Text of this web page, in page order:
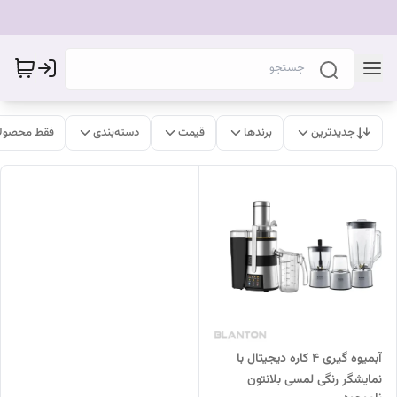
جدیدترین برندها قیمت دسته‌بندی فقط
آبمیوه گیری 4 کاره دیجیتال با
نمایشگر رنگی لمسی بلانتون